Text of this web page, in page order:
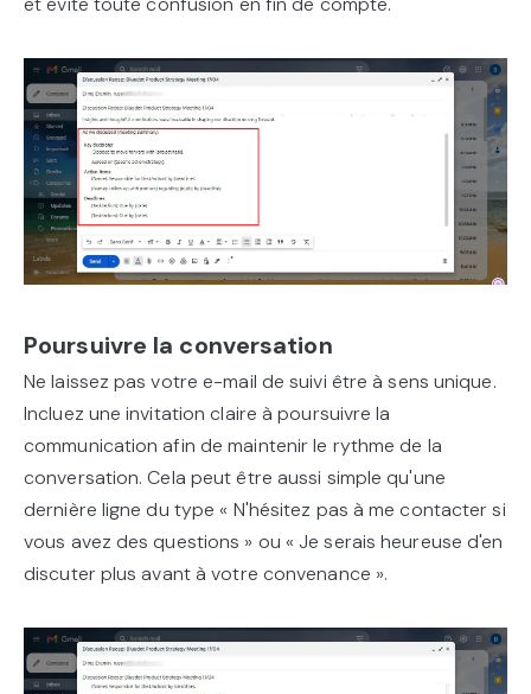
Poursuivre la conversation
Ne laissez pas votre e-mail de suivi être à sens unique.
Incluez une invitation claire à poursuivre la
communication afin de maintenir le rythme de la
conversation. Cela peut être aussi simple qu'une
dernière ligne du type « N'hésitez pas à me contacter si
vous avez des questions » ou « Je serais heureuse d'en
discuter plus avant à votre convenance ».